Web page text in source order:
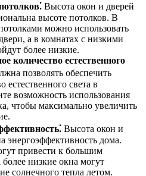
Высота окон и дверей
высоте потолков. В
можно использовать
а в комнатах с низкими
более низкие.
количество естественного
позволять обеспечить
естественного света в
возможность использования
чтобы максимально увеличить
Высота окон и
энергоэффективность дома.
привести к большим
низкие окна могут
солнечного тепла летом.